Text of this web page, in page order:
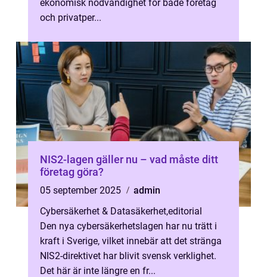
ekonomisk nödvändighet för både företag
och privatper...
NIS2-lagen gäller nu – vad måste ditt
företag göra?
05 september 2025
admin
Cybersäkerhet & Datasäkerhet,editorial
Den nya cybersäkerhetslagen har nu trätt i
kraft i Sverige, vilket innebär att det stränga
NIS2-direktivet har blivit svensk verklighet.
Det här är inte längre en fr...